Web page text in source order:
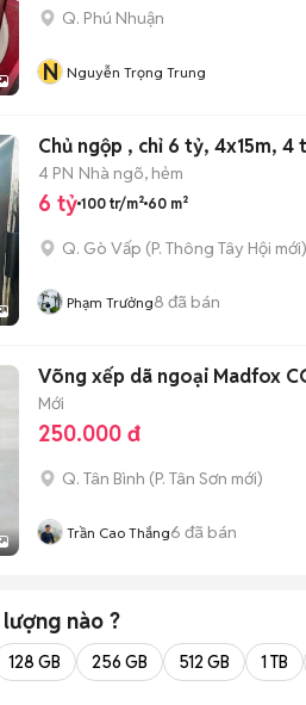
Q. Phú Nhuận
N Nguyễn Trọng Trung
Chủ ngộp , chỉ 6 tỷ, 4x15m,
4 PN Nhà ngõ, hẻm
6 tỷ 100 tr/m² 60 m²
Q. Gò Vấp (P. Thông Tây Hội mới)
Phạm Trưởng8 đã bán
Võng xếp dã ngoại Madfox
Mới
250.000 đ
Q. Tân Bình (P. Tân Sơn mới)
Trần Cao Thắng6 đã bán
nào ?
128 GB 256 GB 512 GB 1 TB